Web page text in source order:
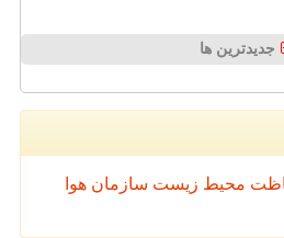
جدیدترین ها
محیط زیست سازمان هوا